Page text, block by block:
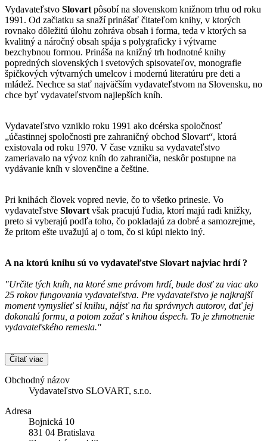
Vydavateľstvo Slovart pôsobí na slovenskom knižnom trhu od roku
1991. Od začiatku sa snaží prinášať čitateľom knihy, v ktorých
rovnako dôležitú úlohu zohráva obsah i forma, teda v ktorých sa
kvalitný a náročný obsah spája s polygraficky i výtvarne
bezchybnou formou. Prináša na knižný trh hodnotné knihy
popredných slovenských i svetových spisovateľov, monografie
špičkových výtvarných umelcov i modernú literatúru pre deti a
mládež. Nechce sa stať najväčším vydavateľstvom na Slovensku, no
chce byť vydavateľstvom najlepších kníh.
Vydavateľstvo vzniklo roku 1991 ako dcérska spoločnosť
„účastinnej spoločnosti pre zahraničný obchod Slovart“, ktorá
existovala od roku 1970. V čase vzniku sa vydavateľstvo
zameriavalo na vývoz kníh do zahraničia, neskôr postupne na
vydávanie kníh v slovenčine a češtine.
Pri knihách človek vopred nevie, čo to všetko prinesie. Vo
vydavateľstve Slovart však pracujú ľudia, ktorí majú radi knižky,
preto si vyberajú podľa toho, čo pokladajú za dobré a samozrejme,
že pritom ešte uvažujú aj o tom, čo si kúpi niekto iný.
A na ktorú knihu sú vo vydavateľstve Slovart najviac hrdí ?
"Určite tých kníh, na ktoré sme právom hrdí, bude dosť za viac ako
25 rokov fungovania vydavateľstva. Pre vydavateľstvo je najkrajší
moment vymyslieť si knihu, nájsť na ňu správnych autorov, dať jej
dokonalú formu, a potom zožať s knihou úspech. To je zhmotnenie
vydavateľského remesla."
Čítať viac
Obchodný názov
Vydavateľstvo SLOVART, s.r.o.
Adresa
Bojnická 10
831 04 Bratislava